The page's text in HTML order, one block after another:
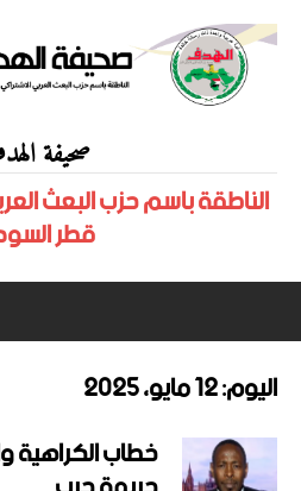
صحيفة
الناطقة باسم حزب البعث
قطر
اليوم:12 مايو، 2025
خطاب الكراهية